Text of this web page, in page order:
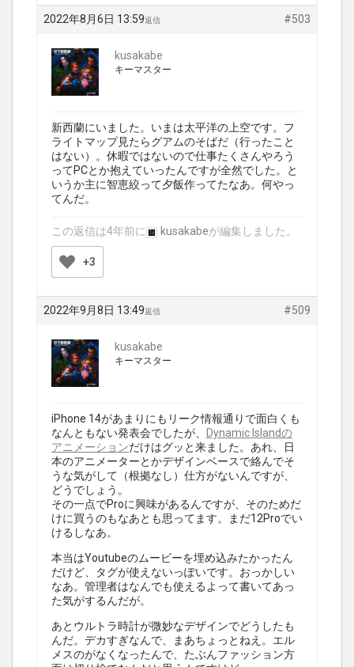
2022年8月6日 13:59 #503
返信
kusakabe
キーマスター
新西蘭にいました。いまは太平洋の上空です。フ
ライトマップ見たらグアムのそばだ（行ったこと
はない）。休暇ではないので仕事たくさんやろう
ってPCとか抱えていったんですが全然でした。と
いうか主に智恵絞って夕飯作ってたなあ。何やっ
てんだ。
この返信は4年前に kusakabeが編集しました。
+3
2022年9月8日 13:49 #509
返信
kusakabe
キーマスター
iPhone 14があまりにもリーク情報通りで面白くも
なんともない発表会でしたが、
Dynamic Islandの
アニメーションだけはグッと来ました。あれ、日
本のアニメーターとかデザインベースで絡んでそ
うな気がして（根拠なし）仕方がないんですが、
どうでしょう。
その一点でProに興味があるんですが、そのためだ
けに買うのもなあとも思ってます。まだ12Proでい
けるしなあ。
本当はYoutubeのムービーを埋め込みたかったん
だけど、タグが使えないっぽいです。おっかしい
なあ。管理者はなんでも使えるよって書いてあっ
た気がするんだが。
あとウルトラ時計が微妙なデザインでどうしたも
んだ。デカすぎなんで、まあちょっとねえ。エル
メスのがなくなったんで、たぶんファッション方